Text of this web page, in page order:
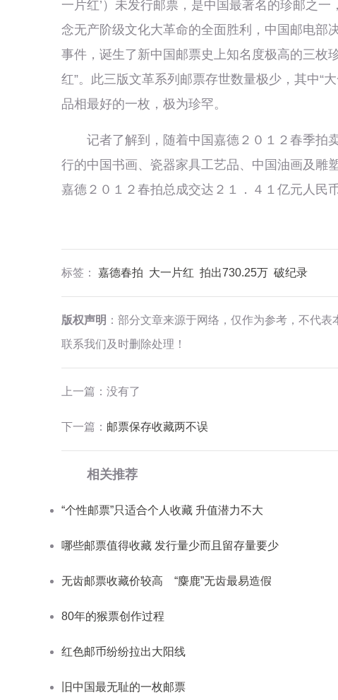
一片红’）未发行邮票，是中国最著名的珍邮之
念无产阶级文化大革命的全面胜利，中国邮电部
事件，诞生了新中国邮票史上知名度极高的三枚
红”。此三版文革系列邮票存世数量极少，其中“
品相最好的一枚，极为珍罕。
记者了解到，随着中国嘉德２０１２春季拍
行的中国书画、瓷器家具工艺品、中国油画及雕
嘉德２０１２春拍总成交达２１．４１亿元人民币
标签： 嘉德春拍 大一片红 拍出730.25万 破纪录
版权声明 ：部分文章来源于网络，仅作为参考，不代
联系我们及时删除处理！
上一篇：没有了
下一篇： 邮票保存收藏两不误
相关推荐
“个性邮票”只适合个人收藏 升值潜力不大
哪些邮票值得收藏 发行量少而且留存量要少
无齿邮票收藏价较高 “麋鹿”无齿最易造假
80年的猴票创作过程
红色邮币纷纷拉出大阳线
旧中国最无耻的一枚邮票